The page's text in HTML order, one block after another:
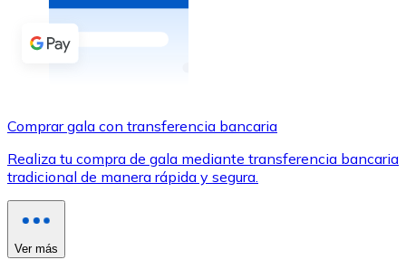
Comprar con efectivo
Transferencia SEPA
Utiliza tarjetas Visa y Mastercard para comprar
Comprar con tarjeta
Comprar gala con transferencia bancaria
Realiza tu compra de gala mediante transferencia bancaria
tradicional de manera rápida y segura.
Ver más